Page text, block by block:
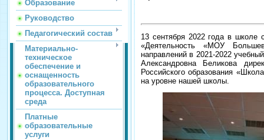
Образование
Руководство
Педагогический состав
Материально-
техническое
обеспечение и
оснащенность
образовательного
процесса. Доступная
среда
Платные
образовательные
услуги
13 сентября 2022 года в школе
«Деятельность «МОУ
направлений в 2021-2022
Александровна Беликова
Российского образования
на уровне нашей школы.